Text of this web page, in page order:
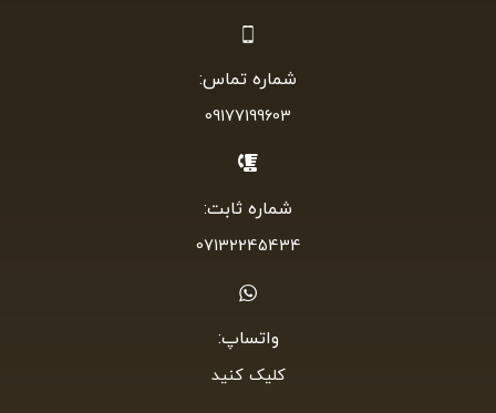
شماره تماس:
09177199603
شماره ثابت:
07132245434
واتساپ:
کلیک کنید